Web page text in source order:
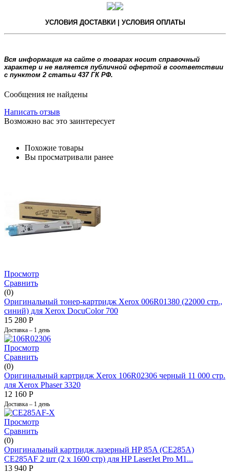
УСЛОВИЯ ДОСТАВКИ | УСЛОВИЯ ОПЛАТЫ
Вся информация на сайте о товарах носит справочный
характер и не является публичной офертой в соответствии
с пунктом 2 статьи 437 ГК РФ.
Сообщения не найдены
Написать отзыв
Возможно вас это заинтересует
Похожие товары
Вы просматривали ранее
Просмотр
Сравнить
(0)
Оригинальный тонер-картридж Xerox 006R01380 (22000 стр.,
синий) для Xerox DocuColor 700
15 280 Р
Доставка – 1 день
Просмотр
Сравнить
(0)
Оригинальный картридж Xerox 106R02306 черный 11 000 стр.
для Xerox Phaser 3320
12 160 Р
Доставка – 1 день
Просмотр
Сравнить
(0)
Оригинальный картридж лазерный HP 85A (CE285A)
CE285AF 2 шт (2 x 1600 стр) для HP LaserJet Pro M1...
13 940 Р